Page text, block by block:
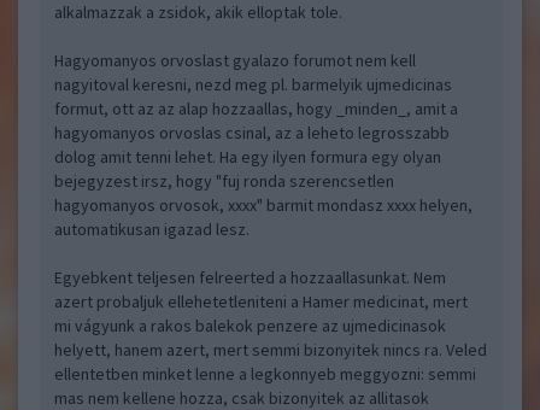
alkalmazzak a zsidok, akik elloptak tole.
Hagyomanyos orvoslast gyalazo forumot nem kell
nagyitoval keresni, nezd meg pl. barmelyik ujmedicinas
formut, ott az az alap hozzaallas, hogy _minden_, amit a
hagyomanyos orvoslas csinal, az a leheto legrosszabb
dolog amit tenni lehet. Ha egy ilyen formura egy olyan
bejegyzest irsz, hogy "fuj ronda szerencsetlen
hagyomanyos orvosok, xxxx" barmit mondasz xxxx helyen,
automatikusan igazad lesz.
Egyebkent teljesen felreerted a hozzaallasunkat. Nem
azert probaljuk ellehetetleniteni a Hamer medicinat, mert
mi vágyunk a rakos balekok penzere az ujmedicinasok
helyett, hanem azert, mert semmi bizonyitek nincs ra. Veled
ellentetben minket lenne a legkonnyeb meggyozni: semmi
mas nem kellene hozza, csak bizonyitek az allitasok